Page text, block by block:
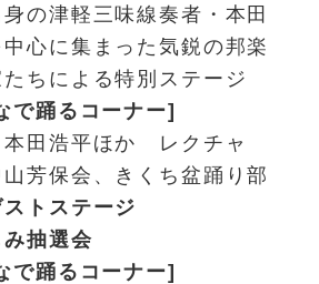
の津軽三味線奏者・本田
心に集まった気鋭の邦楽
ちによる特別ステージ
で踊るコーナー]
本田浩平ほか レクチャ
芳保会、きくち盆踊り部
ト ステージ
み抽選会
で踊るコーナー]